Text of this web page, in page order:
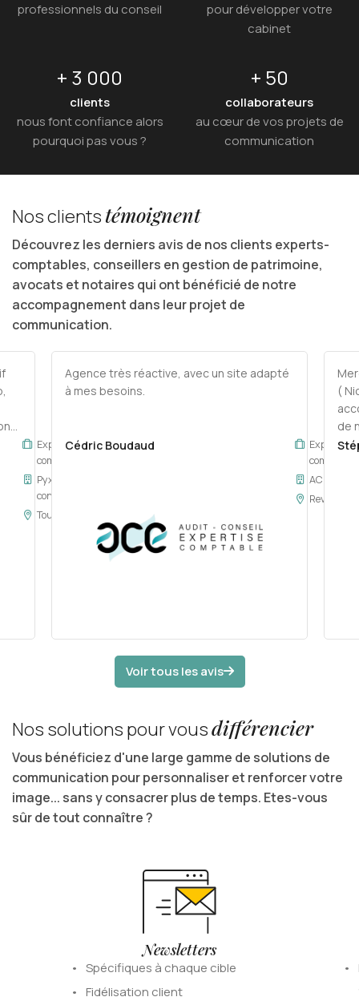
professionnels du conseil
pour développer votre
cabinet
+ 3 000
clients
nous font confiance alors
pourquoi pas vous ?
+ 50
collaborateurs
au cœur de vos projets de
communication
Nos clients témoignent
Découvrez les derniers avis de nos clients experts-
comptables, conseillers en gestion de patrimoine,
avocats et notaires qui ont bénéficié de notre
accompagnement dans leur projet de
communication.
Expert-
comptable
Pyxis
conseil
Toulouse
Agence très réactive, avec un site adapté
à mes besoins.
Cédric Boudaud
Expert-
comptable
ACE
Revel
(
de
Voir tous les avis
Nos solutions pour vousdifférencier
Vous bénéficiez d'une large gamme de solutions de
communication pour personnaliser et renforcer votre
image... sans y consacrer plus de temps. Etes-vous
sûr de tout connaître ?
Newsletters
Spécifiques à chaque cible
Fidélisation client